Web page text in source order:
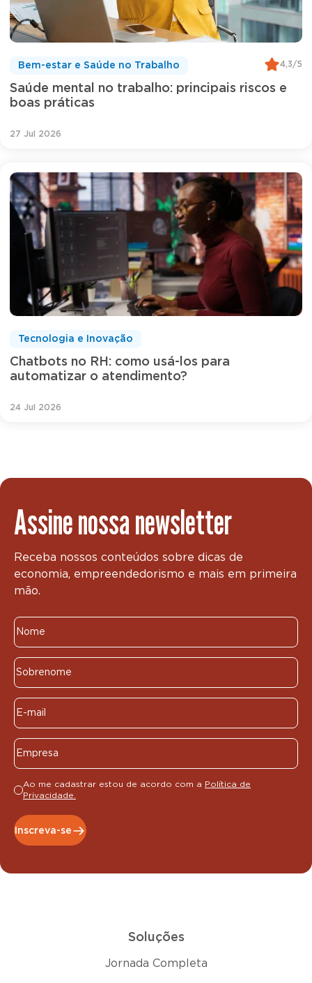
Saúde mental no trabalho: principais riscos e
boas práticas
Bem-estar e Saúde no Trabalho 4,3/5
27 Jul 2026
Chatbots no RH: como usá-los para
automatizar o atendimento?
Tecnologia e Inovação
24 Jul 2026
Assine nossa newsletter
Receba nossos conteúdos sobre dicas de
economia, empreendedorismo e mais em primeira
mão.
Ao me cadastrar estou de acordo com a Política de
Privacidade.
Inscreva-se
Soluções
Jornada Completa